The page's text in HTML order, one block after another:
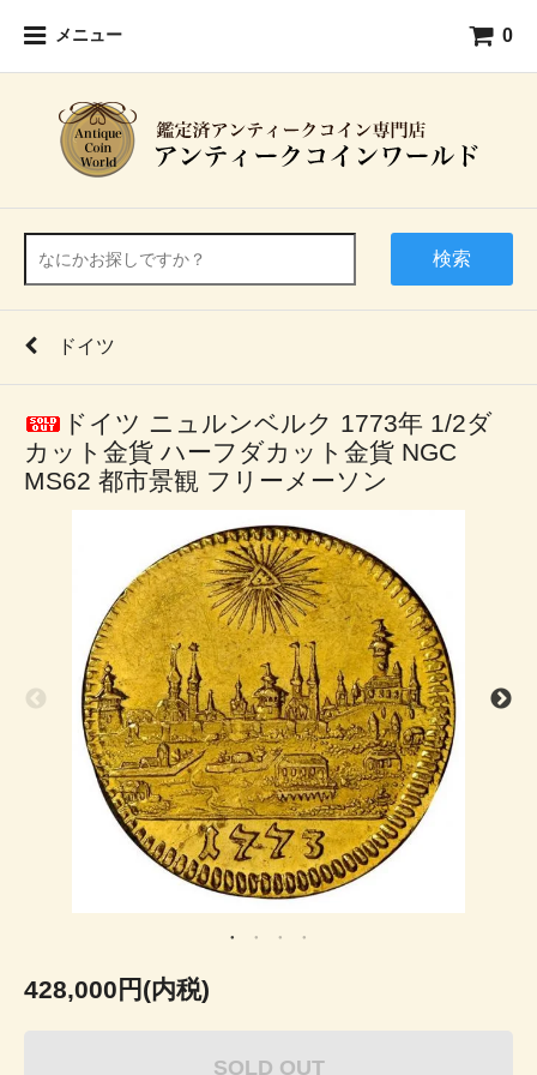
メニュー 0
検索
ドイツ
ドイツ ニュルンベルク 1773年 1/2ダ
カット金貨 ハーフダカット金貨 NGC
MS62 都市景観 フリーメーソン
428,000円(内税)
SOLD OUT